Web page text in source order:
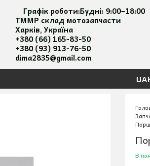
Графік роботи:Будні: 9:00–18:00
ТММР склад мотозапчасти
Харків, Україна
+380 (66) 165-83-50
+380 (93) 913-76-50
dima2835@gmail.com
В